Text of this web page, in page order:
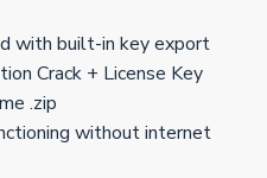
with built-in key export
Crack + License Key
.zip
without internet